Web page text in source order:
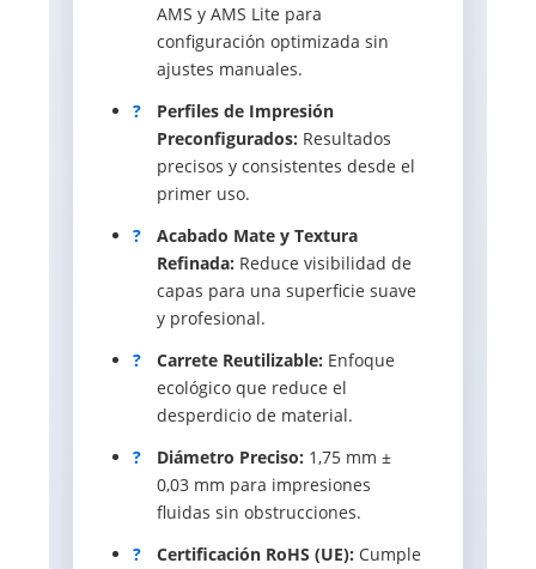
AMS y AMS Lite para
configuración optimizada sin
ajustes manuales.
?
Perfiles de Impresión
Preconfigurados: Resultados
precisos y consistentes desde el
primer uso.
?
Acabado Mate y Textura
Refinada: Reduce visibilidad de
capas para una superficie suave
y profesional.
?
Carrete Reutilizable: Enfoque
ecológico que reduce el
desperdicio de material.
?
Diámetro Preciso: 1,75 mm ±
0,03 mm para impresiones
fluidas sin obstrucciones.
?
Certificación RoHS (UE): Cumple